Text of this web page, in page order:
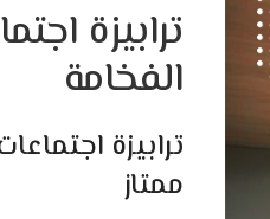
ترابيزة
الفخامة
ترابيزة
ممتاز